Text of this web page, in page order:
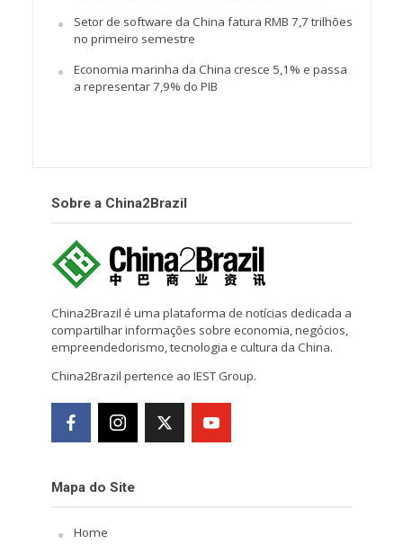
Setor de software da China fatura RMB 7,7 trilhões
no primeiro semestre
Economia marinha da China cresce 5,1% e passa
a representar 7,9% do PIB
Sobre a China2Brazil
China2Brazil é uma plataforma de notícias dedicada a
compartilhar informações sobre economia, negócios,
empreendedorismo, tecnologia e cultura da China.
China2Brazil pertence ao IEST Group.
Mapa do Site
Home